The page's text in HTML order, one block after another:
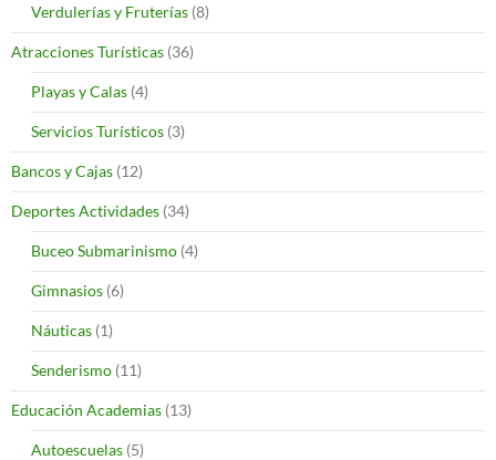
Verdulerías y Fruterías (8)
Atracciones Turísticas (36)
Playas y Calas (4)
Servicios Turísticos (3)
Bancos y Cajas (12)
Deportes Actividades (34)
Buceo Submarinismo (4)
Gimnasios (6)
Náuticas (1)
Senderismo (11)
Educación Academias (13)
Autoescuelas (5)